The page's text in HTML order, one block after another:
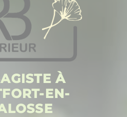
À
EN-